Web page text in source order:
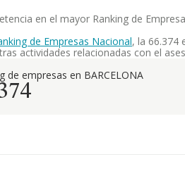
en el mayor Ranking de
de Empresas Nacional, la 66.374
actividades relacionadas con el
de empresas en BARCELONA